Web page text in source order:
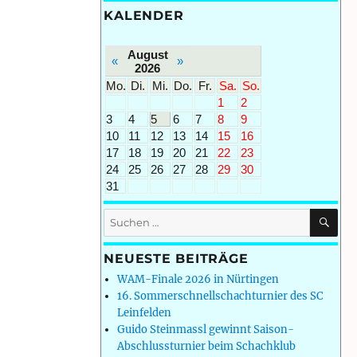
KALENDER
«
August
2026
»
Mo. Di. Mi. Do. Fr. Sa. So.
1
2
3
4 5 6 7 8
9
10
11 12 13 14 15
16
17
18 19 20 21 22
23
24
25 26 27 28 29
30
31
Suchen
nach:
NEUESTE BEITRÄGE
WAM-Finale 2026 in Nürtingen
16. Sommerschnellschachturnier des SC
Leinfelden
Guido Steinmassl gewinnt Saison-
Abschlussturnier beim Schachklub